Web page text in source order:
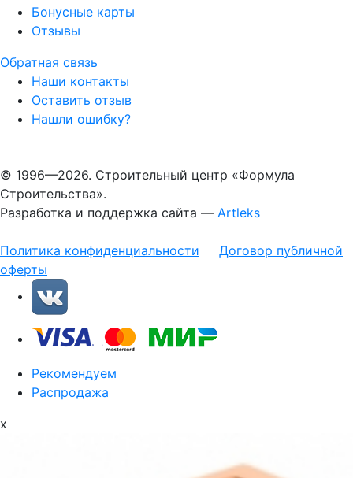
Бонусные карты
Отзывы
Обратная связь
Наши контакты
Оставить отзыв
Нашли ошибку?
© 1996—2026. Строительный центр «Формула
Строительства».
Разработка и поддержка сайта — Artleks
Политика конфиденциальности
Договор публичной
оферты
Рекомендуем
Распродажа
x